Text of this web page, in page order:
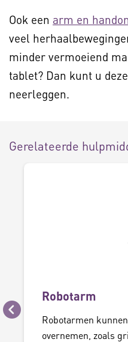
Ook een arm en
veel
minder vermoeiend
tablet? Dan kunt u
neerleggen.
Gerelateerde
Vorige
Robotarm
Robotarmen
overnemen, zoals